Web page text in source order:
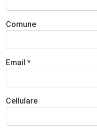
Comune
Email *
Cellulare